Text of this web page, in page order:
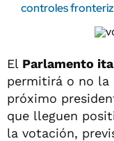
controles
El Parlamento
permitirá o no la
próximo
que lleguen
la votación,